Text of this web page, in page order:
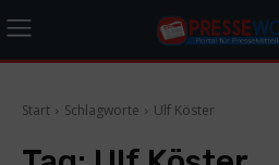
Start Schlagworte Ulf Köster